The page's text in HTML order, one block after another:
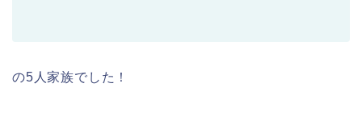
の5人家族でした！